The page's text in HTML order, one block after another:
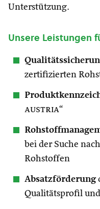
Unterstützung.
Unsere Leistungen
zertifizierten
austria“
bei der Suche
Rohstoffen
Absatzförderung
Qualitätsprofil